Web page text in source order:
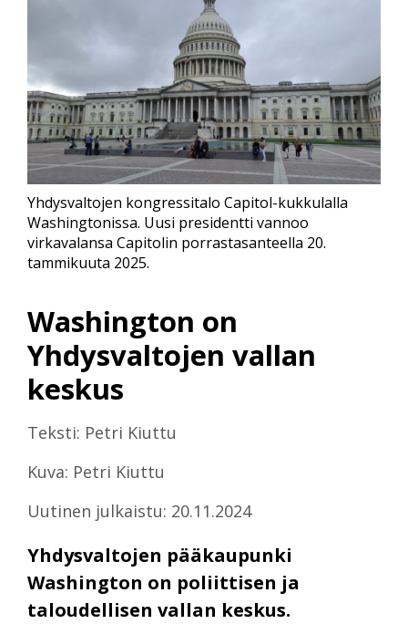
Washington on
Yhdysvaltojen vallan
keskus
Teksti: Petri Kiuttu
Kuva: Petri Kiuttu
Uutinen julkaistu: 20.11.2024
Yhdysvaltojen pääkaupunki
Washington on poliittisen ja
taloudellisen vallan keskus.
Yhdysvaltojen kongressitalo Capitol-kukkulalla
Washingtonissa. Uusi presidentti vannoo
virkavalansa Capitolin porrastasanteella 20.
tammikuuta 2025.